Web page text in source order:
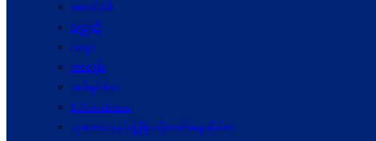
ဆောင်းပါး
ဝတ္ထုတို
ကဗျာ
ကာတွန်း
အစီရင်ခံစာ
E-Newsletters
သုတေသနနှင့်ဖွံ့ဖြိုးတိုးတက်ရေးဆိုင်ရာ